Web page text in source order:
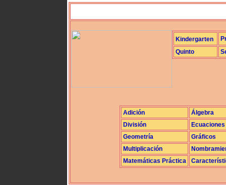
Kindergarten
Quinto
Adición
Álgebra
División
Ecuaciones
Geometría
Gráficos
Multiplicación
Matemáticas Práctica